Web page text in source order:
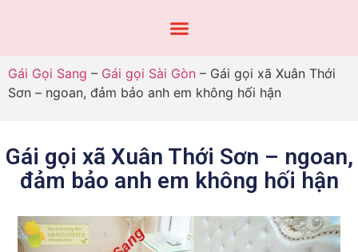
Gái Gọi Sang – Gái gọi Sài Gòn – Gái gọi xã Xuân Thới
Sơn – ngoan, đảm bảo anh em không hối hận
Gái gọi xã Xuân Thới Sơn – ngoan,
đảm bảo anh em không hối hận